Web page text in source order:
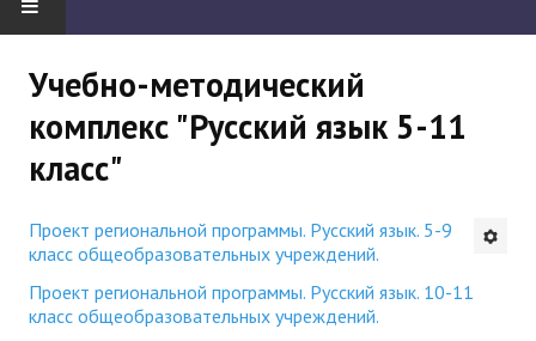
"Боевая" русистика
Будни института
АНОНСЫ
ИНСТИТУТ
Учебно-методический
комплекс "Русский язык 5-11
класс"
Проект региональной программы. Русский язык. 5-9
класс общеобразовательных учреждений.
Проект региональной программы. Русский язык. 10-11
класс общеобразовательных учреждений.